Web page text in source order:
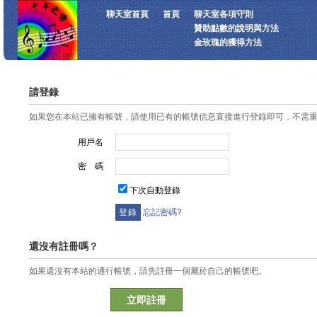
聊天室首頁 首頁
聊天室各項守則
贊助點數的說明與方法
金玫瑰的獲得方法
請登錄
如果您在本站已擁有帳號，請使用已有的帳號信息直接進行登錄即可，不需
用戶名
密 碼
下次自動登錄
忘記密碼?
還沒有註冊嗎？
如果還沒有本站的通行帳號，請先註冊一個屬於自己的帳號吧。
立即註冊